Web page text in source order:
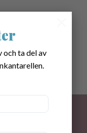
och ta del av